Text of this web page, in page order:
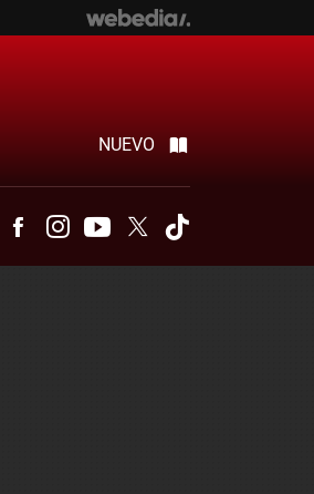
NUEVO
TelegramFacebookInstagramYoutubeTwitter